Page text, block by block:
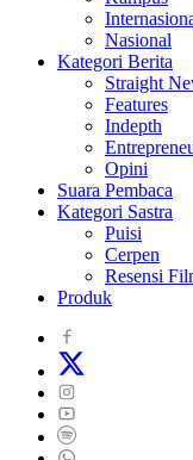
Nasional
Kategori Berita
Straight
Features
Indepth
Opini
Suara Pembaca
Kategori Sastra
Puisi
Cerpen
Resensi
Produk